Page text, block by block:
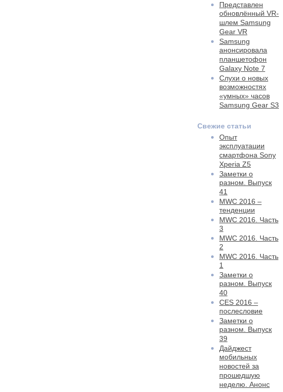
Представлен
обновлённый VR-
шлем Samsung
Gear VR
Samsung
анонсировала
планшетофон
Galaxy Note 7
Слухи о новых
возможностях
«умных» часов
Samsung Gear S3
Свежие статьи
Опыт
эксплуатации
смартфона Sony
Xperia Z5
Заметки о
разном. Выпуск
41
MWC 2016 –
тенденции
MWC 2016. Часть
3
MWC 2016. Часть
2
MWC 2016. Часть
1
Заметки о
разном. Выпуск
40
CES 2016 –
послесловие
Заметки о
разном. Выпуск
39
Дайджест
мобильных
новостей за
прошедшую
неделю. Анонс